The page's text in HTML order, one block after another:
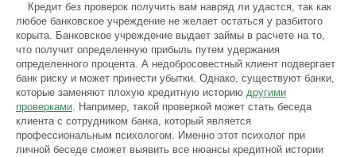
Кредит без проверок получить вам навряд ли удастся, так как
любое банковское учреждение не желает остаться у разбитого
корыта. Банковское учреждение выдает займы в расчете на то,
что получит определенную прибыль путем удержания
определенного процента. А недобросовестный клиент подвергает
банк риску и может принести убытки. Однако, существуют банки,
которые заменяют плохую кредитную историю другими
проверками. Например, такой проверкой может стать беседа
клиента с сотрудником банка, который является
профессиональным психологом. Именно этот психолог при
личной беседе сможет выявить все нюансы кредитной истории